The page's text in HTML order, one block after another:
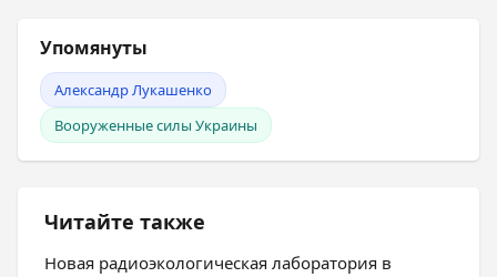
Упомянуты
Александр Лукашенко
Вооруженные силы Украины
Читайте также
Новая радиоэкологическая лаборатория в